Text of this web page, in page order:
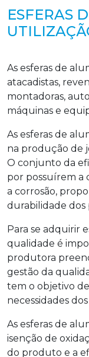
ESFERAS
As esferas de
atacadistas,
montadoras,
máquinas e
As esferas de
na produção de
O conjunto da
por possuírem a
a corrosão,
durabilidade dos
Para se adquirir
qualidade é
produtora
gestão da
tem o objetivo
necessidades
As esferas de
isenção de
do produto e a